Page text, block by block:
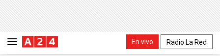
En vivo Radio La Red